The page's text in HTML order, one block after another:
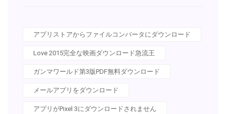
アプリストアからファイルコンバータにダウンロード
Love 2015完全な映画ダウンロード急流王
ガンマワールド第3版PDF無料ダウンロード
メールアプリをダウンロード
アプリがPixel 3にダウンロードされません